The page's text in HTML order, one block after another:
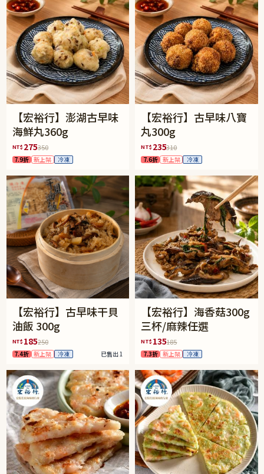
【宏裕行】澎湖古早味
海鮮丸360g
NT$ 275350
7.9折 新上架 冷凍
【宏裕行】古早味八寶
丸300g
NT$ 235310
7.6折 新上架 冷凍
【宏裕行】古早味干貝
油飯 300g
NT$ 185250
7.4折 新上架 冷凍 已售出 1
【宏裕行】海香菇300g
三杯/麻辣任選
NT$ 135185
7.3折 新上架 冷凍